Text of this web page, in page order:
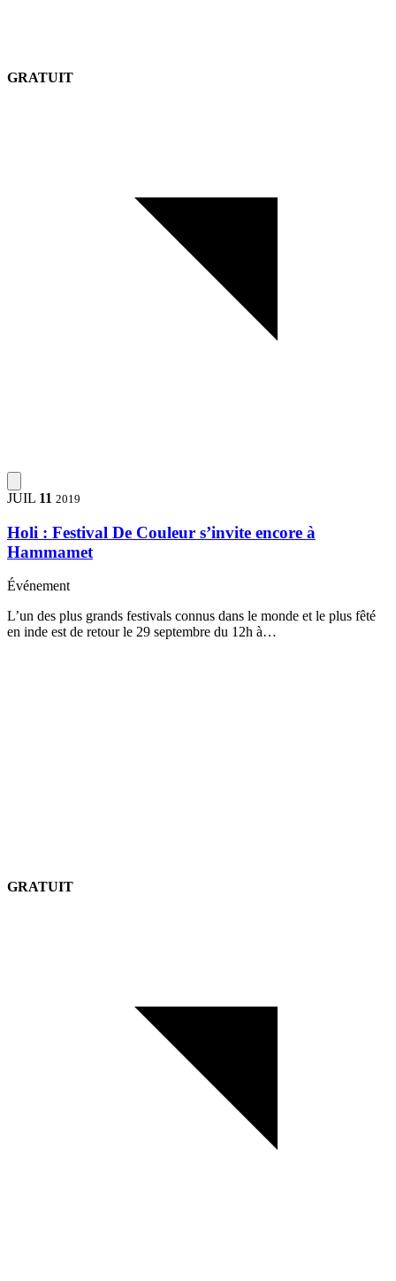
GRATUIT
JUIL 11 2019
Holi : Festival De Couleur s’invite encore à
Hammamet
Événement
L’un des plus grands festivals connus dans le monde et le plus fêté
en inde est de retour le 29 septembre du 12h à…
GRATUIT